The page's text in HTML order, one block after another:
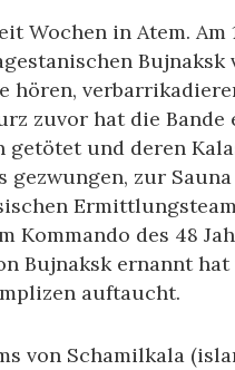
Wochen in Atem. Am
Bujnaksk
hören,
zuvor hat die Bande
und deren
gezwungen, zur
Kommando des 48
Bujnaksk ernannt hat
auftaucht.
von Schamilkala